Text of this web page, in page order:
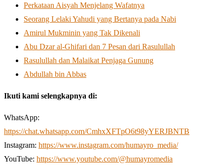
Perkataan Aisyah Menjelang Wafatnya
Seorang Lelaki Yahudi yang Bertanya pada Nabi
Amirul Mukminin yang Tak Dikenali
Abu Dzar al-Ghifari dan 7 Pesan dari Rasulullah
Rasulullah dan Malaikat Penjaga Gunung
Abdullah bin Abbas
Ikuti kami selengkapnya di:
WhatsApp:
https://chat.whatsapp.com/CmhxXFTpO6t98yYERJBNTB
Instagram: https://www.instagram.com/humayro_media/
YouTube: https://www.youtube.com/@humayromedia